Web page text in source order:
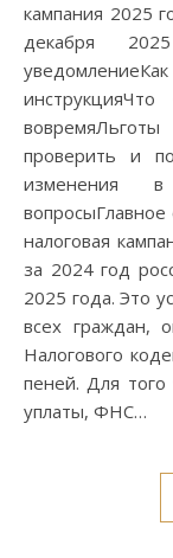
кампания 2025
декабря
проверить и
изменения
налоговая
за 2024 год
2025 года. Это
всех граждан,
Налогового
пеней. Для того
уплаты, ФНС…